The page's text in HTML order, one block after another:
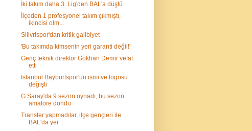
İki takım daha 3. Lig'den BAL'a düştü
İlçeden 1 profesyonel takım çıkmıştı,
ikincisi olm...
Silivrispor'dan kritik galibiyet
'Bu takımda kimsenin yeri garanti değil!'
Genç teknik direktör Gökhan Demir vefat
etti
İstanbul Bayburtspor'un ismi ve logosu
değişti
G.Saray'da 9 sezon oynadı, bu sezon
amatöre döndü
Transfer yapmadılar, ilçe gençleri ile
BAL'da yer ...